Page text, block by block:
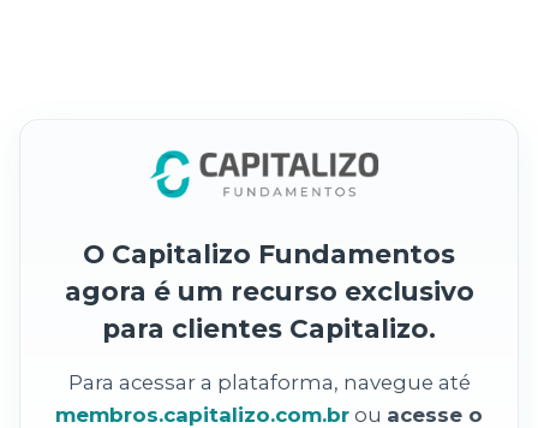
O Capitalizo Fundamentos
agora é um recurso exclusivo
para clientes Capitalizo.
Para acessar a plataforma, navegue até
membros.capitalizo.com.br ou acesse o